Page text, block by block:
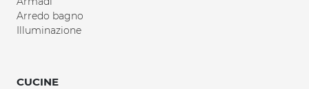
Arredo bagno
Illuminazione
CUCINE